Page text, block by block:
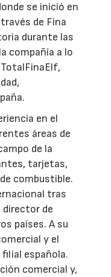
se inició en
de Fina
durante las
compañía a lo
en el
áreas de
de la
tarjetas,
combustible.
tras
director de
países. A su
y el
española.
comercial y,